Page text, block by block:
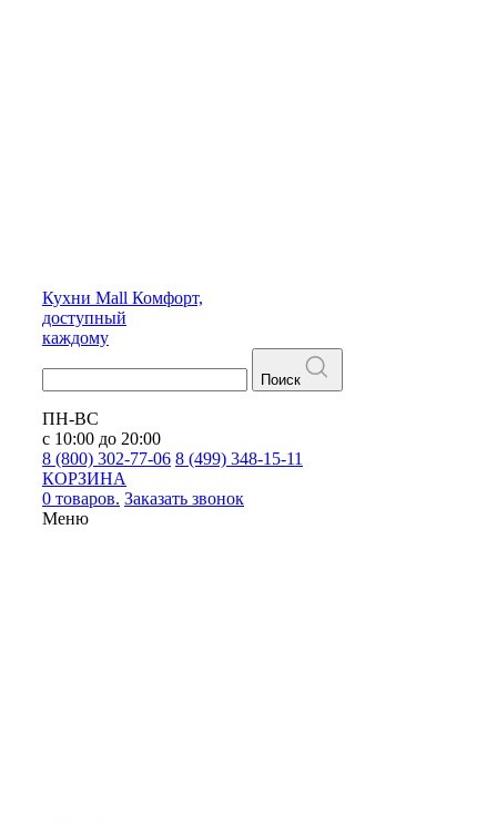
Кухни Mall Комфорт,
доступный
каждому
Поиск
ПН-ВС
с 10:00 до 20:00
8 (800) 302-77-06 8 (499) 348-15-11
КОРЗИНА
0 товаров. Заказать звонок
Меню